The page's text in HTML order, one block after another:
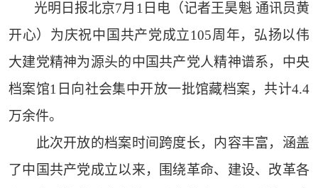
光明日报北京7月1日电（记者王昊魁 通讯员黄
开心）为庆祝中国共产党成立105周年，弘扬以伟
大建党精神为源头的中国共产党人精神谱系，中央
档案馆1日向社会集中开放一批馆藏档案，共计4.4
万余件。
此次开放的档案时间跨度长，内容丰富，涵盖
了中国共产党成立以来，围绕革命、建设、改革各